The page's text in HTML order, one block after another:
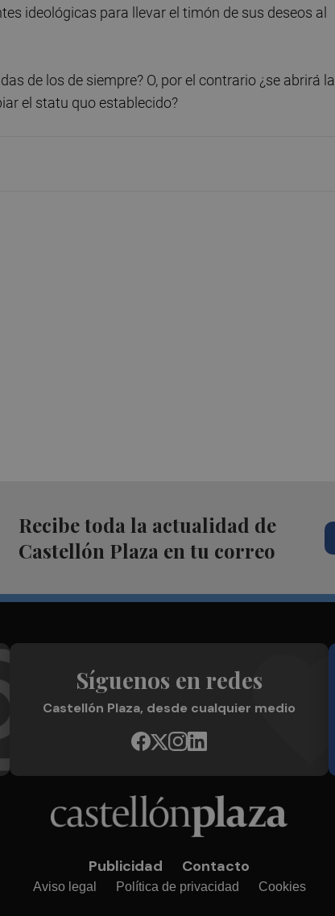
ideológicas para llevar el timón de sus deseos al
de los de siempre? O, por el contrario ¿se abrirá la
el statu quo establecido?
Recibe toda la actualidad de
Castellón Plaza en tu correo
Síguenos en redes
Castellón Plaza, desde cualquier medio
Publicidad Contacto
Aviso legal Política de privacidad Cookies